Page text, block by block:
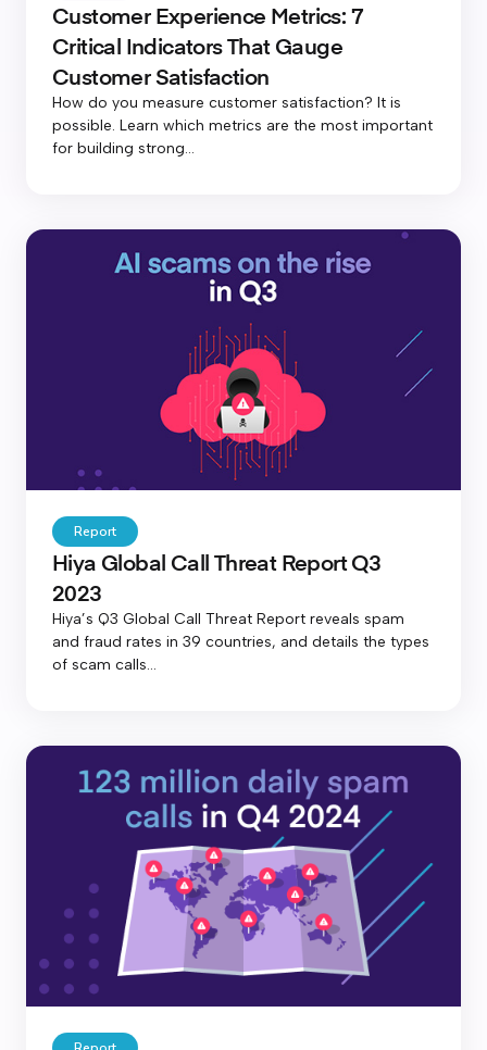
Customer Experience Metrics: 7
Critical Indicators That Gauge
Customer Satisfaction
How do you measure customer satisfaction? It is
possible. Learn which metrics are the most important
for building strong...
Report
Hiya Global Call Threat Report Q3
2023
Hiya’s Q3 Global Call Threat Report reveals spam
and fraud rates in 39 countries, and details the types
of scam calls...